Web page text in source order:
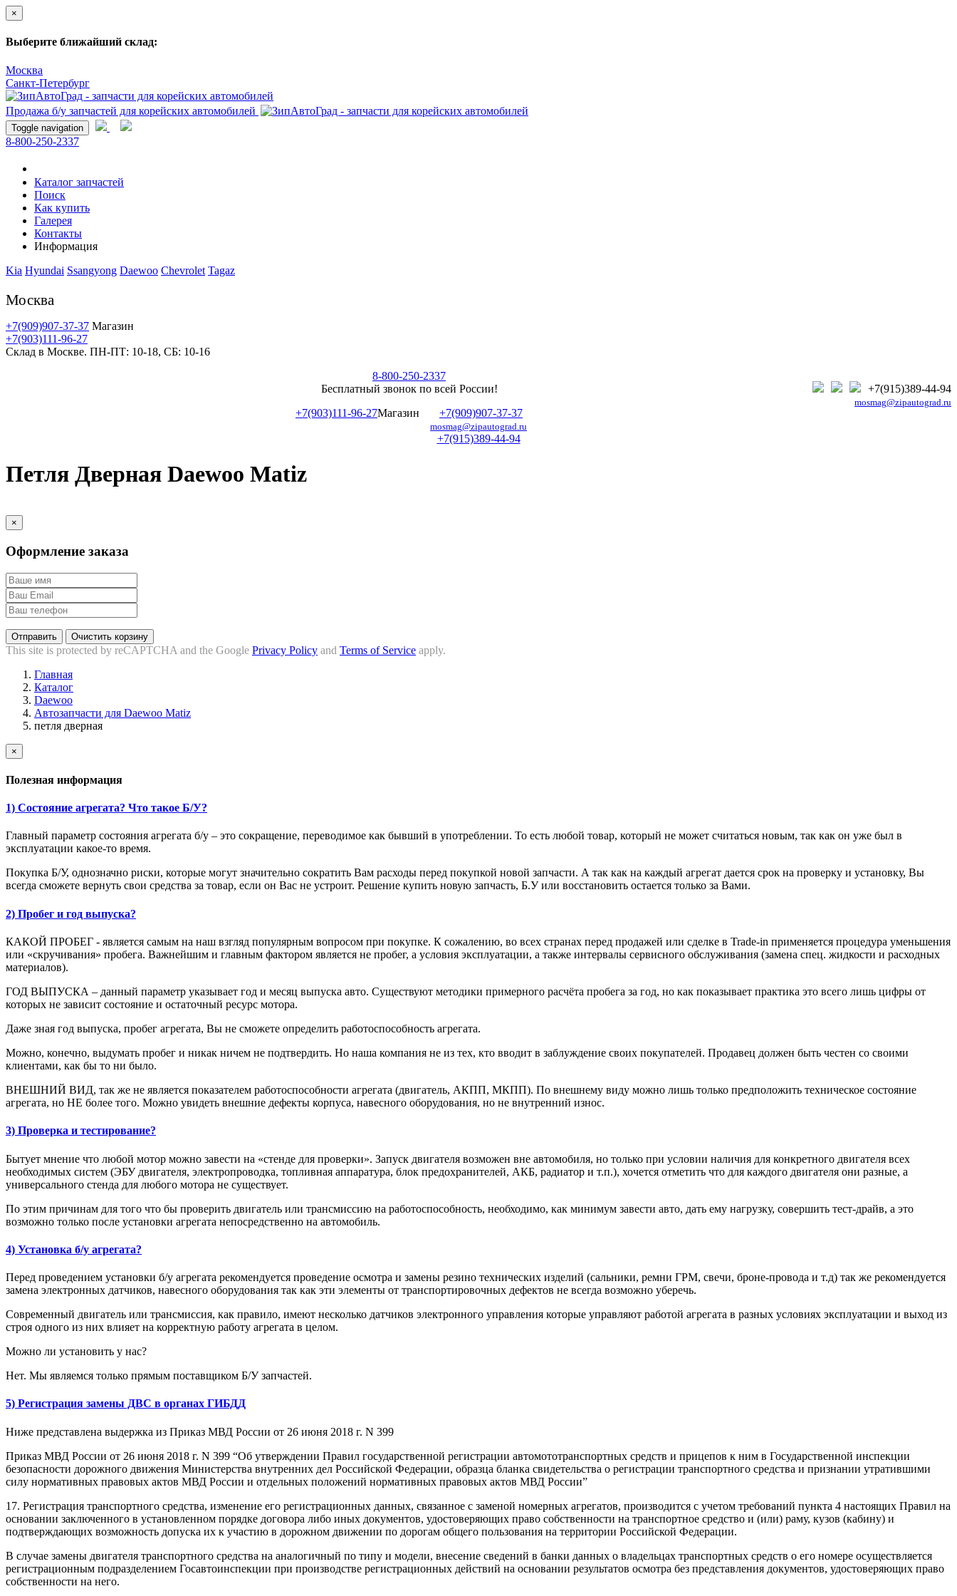
×
Выберите ближайший склад:
Москва
Санкт-Петербург
Продажа б/у запчастей для корейских автомобилей
Toggle navigation
8-800-250-2337
Каталог запчастей
Поиск
Как купить
Галерея
Контакты
Информация
Kia Hyundai Ssangyong Daewoo Chevrolet Tagaz
Москва
+7(909)907-37-37 Магазин
+7(903)111-96-27
Склад в Москве. ПН-ПТ: 10-18, СБ: 10-16
+7(915)389-44-94
mosmag@zipautograd.ru
8-800-250-2337
Бесплатный звонок по всей России!
+7(903)111-96-27Магазин +7(909)907-37-37
mosmag@zipautograd.ru
+7(915)389-44-94
Петля Дверная Daewoo Matiz
×
Оформление заказа
Отправить Очистить корзину
This site is protected by reCAPTCHA and the Google Privacy Policy and Terms of Service apply.
Главная
Каталог
Daewoo
Автозапчасти для Daewoo Matiz
петля дверная
×
Полезная информация
1) Состояние агрегата? Что такое Б/У?
Главный параметр состояния агрегата б/у – это сокращение, переводимое как бывший в употреблении. То есть любой товар, который не может считаться новым, так как он уже был в
эксплуатации какое-то время.
Покупка Б/У, однозначно риски, которые могут значительно сократить Вам расходы перед покупкой новой запчасти. А так как на каждый агрегат дается срок на проверку и установку, Вы
всегда сможете вернуть свои средства за товар, если он Вас не устроит. Решение купить новую запчасть, Б.У или восстановить остается только за Вами.
2) Пробег и год выпуска?
КАКОЙ ПРОБЕГ - является самым на наш взгляд популярным вопросом при покупке. К сожалению, во всех странах перед продажей или сделке в Trade-in применяется процедура уменьшения
или «скручивания» пробега. Важнейшим и главным фактором является не пробег, а условия эксплуатации, а также интервалы сервисного обслуживания (замена спец. жидкости и расходных
материалов).
ГОД ВЫПУСКА – данный параметр указывает год и месяц выпуска авто. Существуют методики примерного расчёта пробега за год, но как показывает практика это всего лишь цифры от
которых не зависит состояние и остаточный ресурс мотора.
Даже зная год выпуска, пробег агрегата, Вы не сможете определить работоспособность агрегата.
Можно, конечно, выдумать пробег и никак ничем не подтвердить. Но наша компания не из тех, кто вводит в заблуждение своих покупателей. Продавец должен быть честен со своими
клиентами, как бы то ни было.
ВНЕШНИЙ ВИД, так же не является показателем работоспособности агрегата (двигатель, АКПП, МКПП). По внешнему виду можно лишь только предположить техническое состояние
агрегата, но НЕ более того. Можно увидеть внешние дефекты корпуса, навесного оборудования, но не внутренний износ.
3) Проверка и тестирование?
Бытует мнение что любой мотор можно завести на «стенде для проверки». Запуск двигателя возможен вне автомобиля, но только при условии наличия для конкретного двигателя всех
необходимых систем (ЭБУ двигателя, электропроводка, топливная аппаратура, блок предохранителей, АКБ, радиатор и т.п.), хочется отметить что для каждого двигателя они разные, а
универсального стенда для любого мотора не существует.
По этим причинам для того что бы проверить двигатель или трансмиссию на работоспособность, необходимо, как минимум завести авто, дать ему нагрузку, совершить тест-драйв, а это
возможно только после установки агрегата непосредственно на автомобиль.
4) Установка б/у агрегата?
Перед проведением установки б/у агрегата рекомендуется проведение осмотра и замены резино технических изделий (сальники, ремни ГРМ, свечи, броне-провода и т.д) так же рекомендуется
замена электронных датчиков, навесного оборудования так как эти элементы от транспортировочных дефектов не всегда возможно уберечь.
Современный двигатель или трансмиссия, как правило, имеют несколько датчиков электронного управления которые управляют работой агрегата в разных условиях эксплуатации и выход из
строя одного из них влияет на корректную работу агрегата в целом.
Можно ли установить у нас?
Нет. Мы являемся только прямым поставщиком Б/У запчастей.
5) Регистрация замены ДВС в органах ГИБДД
Ниже представлена выдержка из Приказ МВД России от 26 июня 2018 г. N 399
Приказ МВД России от 26 июня 2018 г. N 399 “Об утверждении Правил государственной регистрации автомототранспортных средств и прицепов к ним в Государственной инспекции
безопасности дорожного движения Министерства внутренних дел Российской Федерации, образца бланка свидетельства о регистрации транспортного средства и признании утратившими
силу нормативных правовых актов МВД России и отдельных положений нормативных правовых актов МВД России”
17. Регистрация транспортного средства, изменение его регистрационных данных, связанное с заменой номерных агрегатов, производится с учетом требований пункта 4 настоящих Правил на
основании заключенного в установленном порядке договора либо иных документов, удостоверяющих право собственности на транспортное средство и (или) раму, кузов (кабину) и
подтверждающих возможность допуска их к участию в дорожном движении по дорогам общего пользования на территории Российской Федерации.
В случае замены двигателя транспортного средства на аналогичный по типу и модели, внесение сведений в банки данных о владельцах транспортных средств о его номере осуществляется
регистрационным подразделением Госавтоинспекции при производстве регистрационных действий на основании результатов осмотра без представления документов, удостоверяющих право
собственности на него.